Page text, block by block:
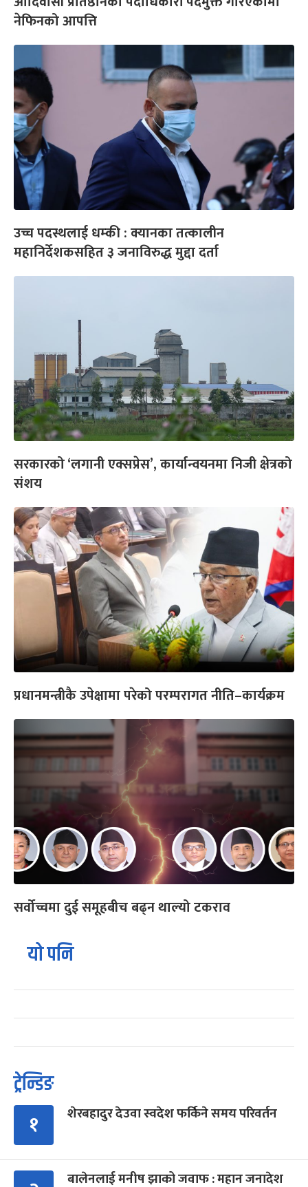
नेफिनको आपत्ति
उच्च पदस्थलाई धम्की : क्यानका तत्कालीन
महानिर्देशकसहित ३ जनाविरुद्ध मुद्दा दर्ता
सरकारको ‘लगानी एक्सप्रेस’, कार्यान्वयनमा निजी क्षेत्रको
संशय
प्रधानमन्त्रीकै उपेक्षामा परेको परम्परागत नीति–कार्यक्रम
सर्वोच्चमा दुई समूहबीच बढ्न थाल्यो टकराव
यो पनि
ट्रेन्डिङ
१ शेरबहादुर देउवा स्वदेश फर्किने समय परिवर्तन
बालेनलाई मनीष झाको जवाफ : महान जनादेश